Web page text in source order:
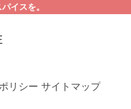
イスを。
リシー サイトマップ